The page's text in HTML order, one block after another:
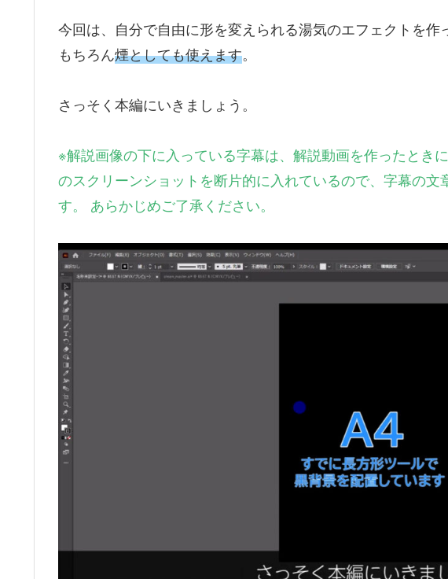
今回は、自分で自由に形を変えられる湯気のエフェクトを作
もちろん煙としても使えます。
さっそく本編にいきましょう。
※解説画像の下に入っている字幕は、解説動画を作ったとき
のスクリーンショットを断片的に入れているので、字幕の文
す。 あらかじめご了承ください。